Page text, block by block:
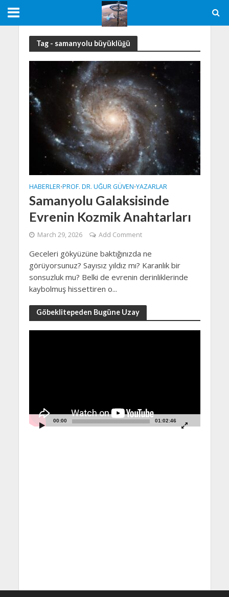
Tag - samanyolu büyüklüğü
HABERLER•PROF. DR. UĞUR GÜVEN•YAZARLAR
Samanyolu Galaksisinde
Evrenin Kozmik Anahtarları
March 29, 2026 Add Comment
Geceleri gökyüzüne baktığınızda ne
görüyorsunuz? Sayısız yıldız mı? Karanlık bir
sonsuzluk mu? Belki de evrenin derinliklerinde
kaybolmuş hissettiren o...
Göbeklitepeden Bugüne Uzay
00:00 01:02:46